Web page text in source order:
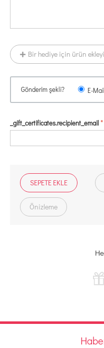
Bir hediye için ürün
Gönderim şekli? E-
_gift_certificates.recipient_email
SEPETE EKLE
Önizleme